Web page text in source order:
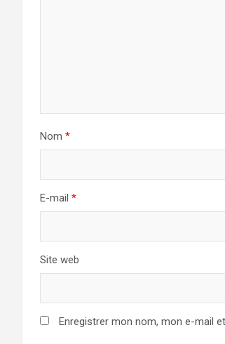
Nom *
E-mail *
Site web
Enregistrer mon nom, mon e-mail